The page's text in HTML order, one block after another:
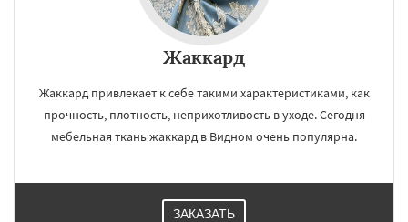
Жаккард
Жаккард привлекает к себе такими характеристиками, как
прочность, плотность, неприхотливость в уходе. Сегодня
мебельная ткань жаккард в Видном очень популярна.
ЗАКАЗАТЬ